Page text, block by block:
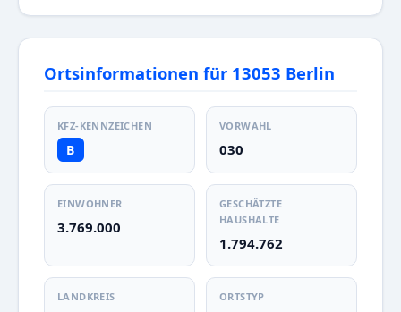
Ortsinformationen für 13053 Berlin
KFZ-KENNZEICHEN
B
VORWAHL
030
EINWOHNER
3.769.000
GESCHÄTZTE
HAUSHALTE
1.794.762
LANDKREIS ORTSTYP